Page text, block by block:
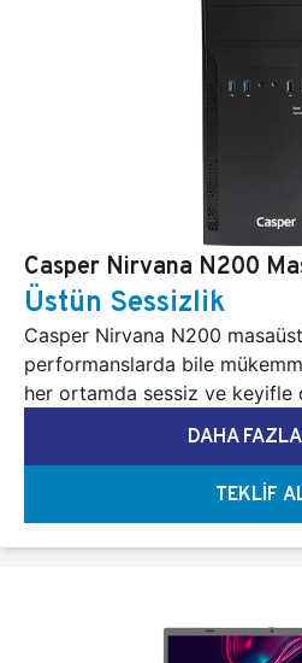
Casper Nirvana N200
Üstün Sessizlik
Casper Nirvana N200
performanslarda bile
her ortamda sessiz ve keyifle
DAHA
TEKLİF